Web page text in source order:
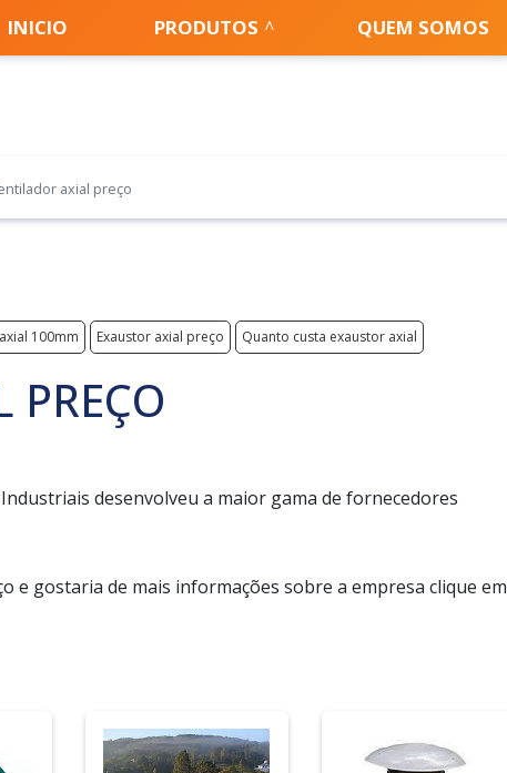
INICIO PRODUTOS QUEM SOMOS
axial preço
100mm Exaustor axial preço Quanto custa exaustor axial
PREÇO
desenvolveu a maior gama de fornecedores
e gostaria de mais informações sobre a empresa clique em